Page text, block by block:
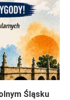
Śląsku